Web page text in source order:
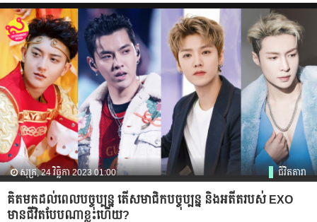
សុក្រ, 24 វិច្ឆិកា 2023 01:00 ជីវិតតារា
គិតមកដល់ពេលបច្ចុប្បន្ន តើសមាជិកបច្ចុប្បន្ន និងអតីតរបស់ EXO
មានជីវិតបែបណាខ្លះហើយ?